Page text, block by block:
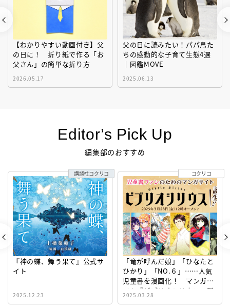
【わかりやすい動画付き】父
の日に！ 折り紙で作る「お
父さん」の簡単な折り方
2026.05.17
父の日に読みたい！パパ鳥た
ちの感動的な子育て生態4選
｜図鑑MOVE
2025.06.13
Editor’s Pick Up
編集部のおすすめ
『神の蝶、舞う果て』公式サ
イト
2025.12.23
講談社コクリコ
「竜が呼んだ娘」「ひなたと
ひかり」「NO.６」……人気
児童書を漫画化！ マンガサ
イト『ビブリオシリウス』誕
生！
2025.03.28
コクリコ